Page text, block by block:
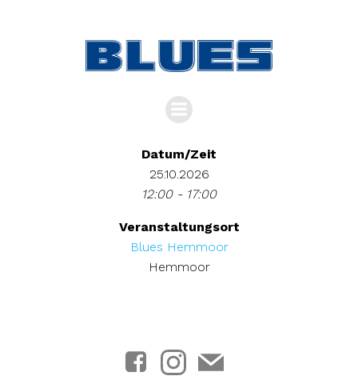
springen
Datum/Zeit
25.10.2026
12:00 - 17:00
Veranstaltungsort
Blues Hemmoor
Hemmoor